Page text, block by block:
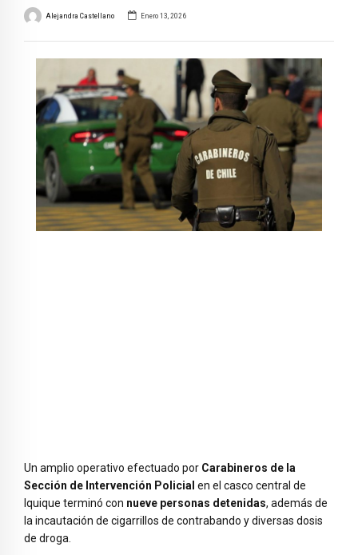
Alejandra Castellano Enero 13, 2026
Un amplio operativo efectuado por Carabineros de la
Sección de Intervención Policial en el casco central de
Iquique terminó con nueve personas detenidas, además de
la incautación de cigarrillos de contrabando y diversas dosis
de droga.